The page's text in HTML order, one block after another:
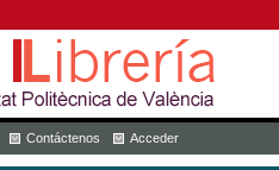
Contáctenos Acceder